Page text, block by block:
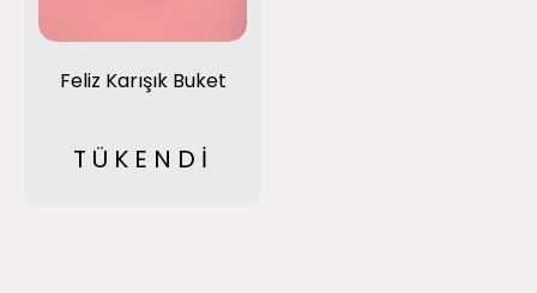
Feliz Karışık Buket
TÜKENDİ